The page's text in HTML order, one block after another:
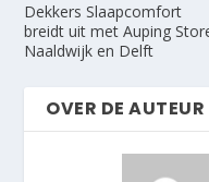
Dekkers Slaapcomfort
breidt uit met Auping
Naaldwijk en Delft
OVER DE AUTEUR